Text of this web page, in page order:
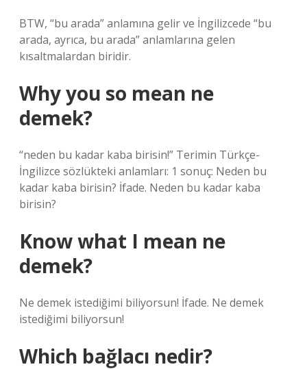
BTW, “bu arada” anlamına gelir ve İngilizcede “bu
arada, ayrıca, bu arada” anlamlarına gelen
kısaltmalardan biridir.
Why you so mean ne
demek?
“neden bu kadar kaba birisin!” Terimin Türkçe-
İngilizce sözlükteki anlamları: 1 sonuç: Neden bu
kadar kaba birisin? İfade. Neden bu kadar kaba
birisin?
Know what I mean ne
demek?
Ne demek istediğimi biliyorsun! İfade. Ne demek
istediğimi biliyorsun!
Which bağlacı nedir?